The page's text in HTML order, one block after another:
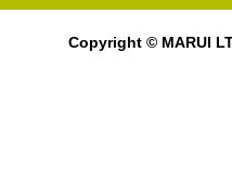
Copyright © MARUI